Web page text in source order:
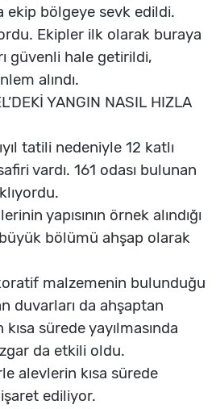
ekip bölgeye sevk edildi.
Ekipler ilk olarak buraya
güvenli hale getirildi,
alındı.
YANGIN NASIL HIZLA
tatili nedeniyle 12 katlı
vardı. 161 odası bulunan
yapısının örnek alındığı
bölümü ahşap olarak
malzemenin bulunduğu
duvarları da ahşaptan
sürede yayılmasında
da etkili oldu.
alevlerin kısa sürede
işaret ediliyor.